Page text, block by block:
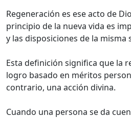
Regeneración es ese acto de
principio de la nueva vida es
y las disposiciones de la misma
Esta definición significa que la
logro basado en méritos
contrario, una acción divina.
Cuando una persona se da